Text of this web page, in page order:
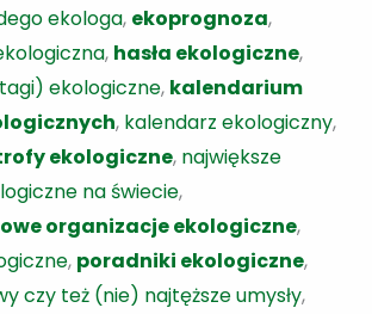
ekologa, ekoprognoza,
, hasła ekologiczne,
ekologiczne, kalendarium
, kalendarz ekologiczny,
ekologiczne, największe
na świecie,
organizacje ekologiczne,
, poradniki ekologiczne,
czy też (nie) najtęższe umysły,